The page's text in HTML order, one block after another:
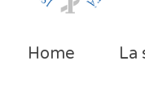
Home La